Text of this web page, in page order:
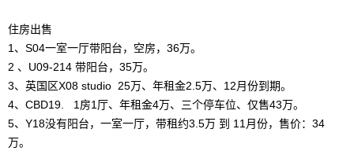
住房出售
1、S04一室一厅带阳台，空房，36万。
2 、U09-214 带阳台，35万。
3、英国区X08 studio 25万、年租金2.5万、12月份到期。
4、CBD19. 1房1厅、年租金4万、三个停车位、仅售43万。
5、Y18没有阳台，一室一厅，带租约3.5万 到 11月份，售价：34
万。